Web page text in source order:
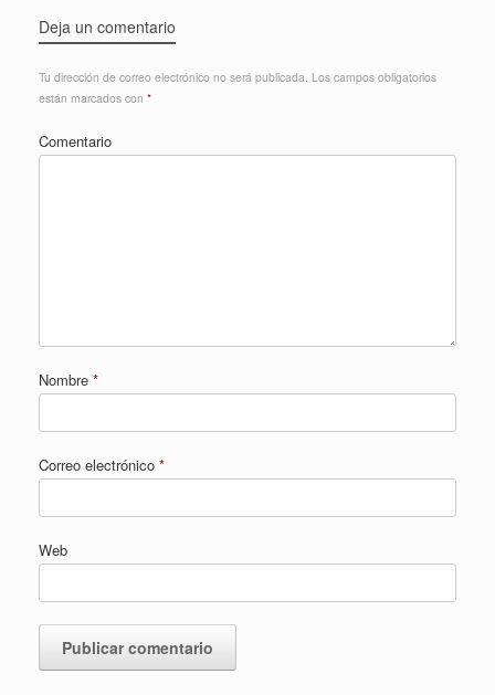
Deja un comentario
Tu dirección de correo electrónico no será publicada. Los campos obligatorios
están marcados con *
Comentario
Nombre *
Correo electrónico *
Web